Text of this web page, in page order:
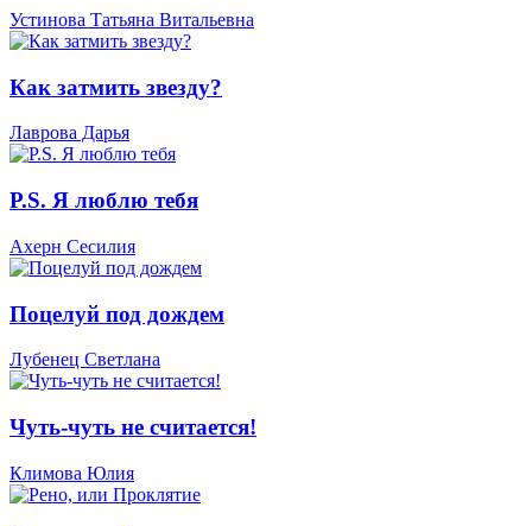
Устинова Татьяна Витальевна
Как затмить звезду?
Лаврова Дарья
P.S. Я люблю тебя
Ахерн Сесилия
Поцелуй под дождем
Лубенец Светлана
Чуть-чуть не считается!
Климова Юлия